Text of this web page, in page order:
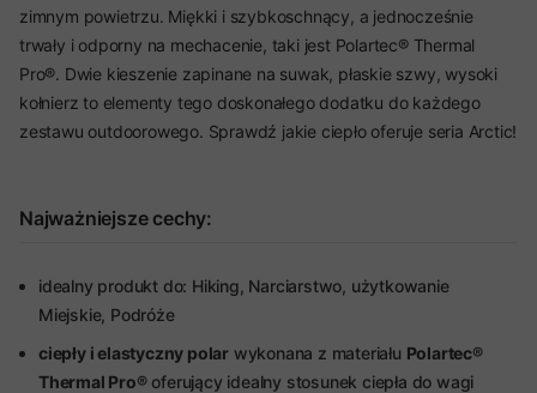
zimnym powietrzu. Miękki i szybkoschnący, a jednocześnie
trwały i odporny na mechacenie, taki jest Polartec® Thermal
Pro®. Dwie kieszenie zapinane na suwak, płaskie szwy, wysoki
kołnierz to elementy tego doskonałego dodatku do każdego
zestawu outdoorowego. Sprawdź jakie ciepło oferuje seria Arctic!
Najważniejsze cechy:
idealny produkt do: Hiking, Narciarstwo, użytkowanie
Miejskie, Podróże
ciepły i elastyczny polar wykonana z materiału Polartec®
Thermal Pro®oferujący idealny stosunek ciepła do wagi